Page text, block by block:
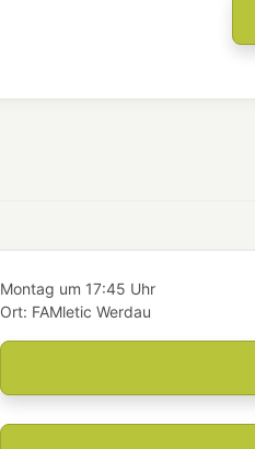
Montag um 17:45 Uhr
Ort: FAMletic Werdau